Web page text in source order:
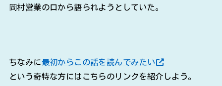
岡村営業の口から語られようとしていた。
ちなみに最初からこの話を読んでみたい
という奇特な方にはこちらのリンクを紹介しよう。